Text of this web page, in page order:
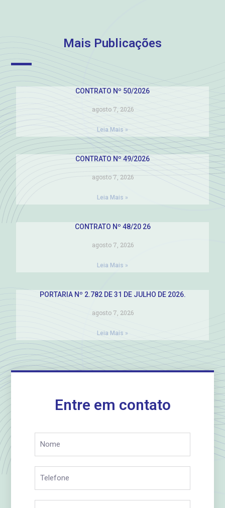
Mais Publicações
CONTRATO Nº 50/2026
agosto 7, 2026
Leia Mais »
CONTRATO Nº 49/2026
agosto 7, 2026
Leia Mais »
CONTRATO Nº 48/20 26
agosto 7, 2026
Leia Mais »
PORTARIA Nº 2.782 DE 31 DE JULHO DE 2026.
agosto 7, 2026
Leia Mais »
Entre em contato